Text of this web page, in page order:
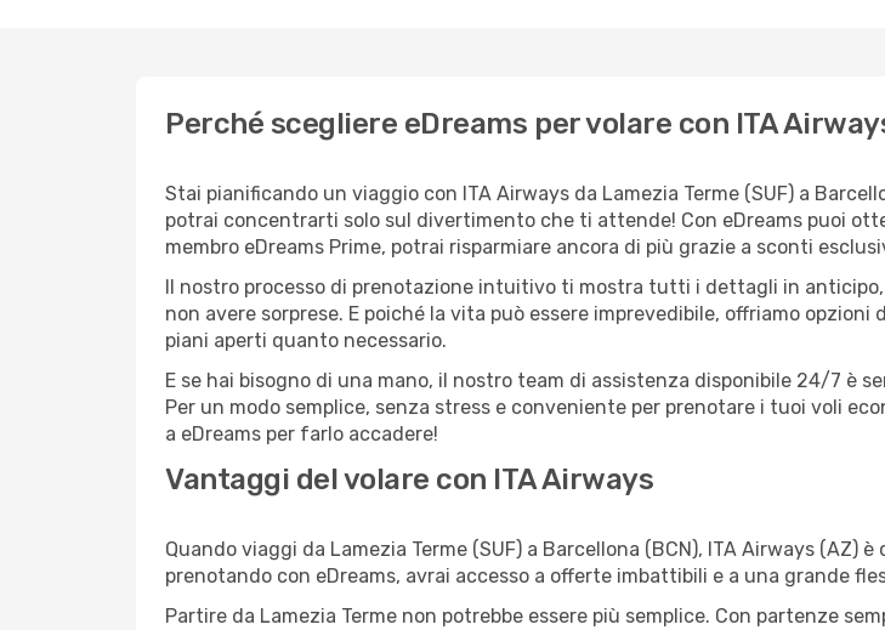
Perché scegliere eDreams per volare con ITA
Stai pianificando un viaggio con ITA Airways da Lamezia Terme (SUF) a
potrai concentrarti solo sul divertimento che ti attende! Con eDreams puoi
membro eDreams Prime, potrai risparmiare ancora di più grazie a sconti
Il nostro processo di prenotazione intuitivo ti mostra tutti i dettagli in
non avere sorprese. E poiché la vita può essere imprevedibile, offriamo
piani aperti quanto necessario.
E se hai bisogno di una mano, il nostro team di assistenza disponibile 24/7 è
Per un modo semplice, senza stress e conveniente per prenotare i tuoi voli
a eDreams per farlo accadere!
Vantaggi del volare con ITA Airways
Quando viaggi da Lamezia Terme (SUF) a Barcellona (BCN), ITA Airways
prenotando con eDreams, avrai accesso a offerte imbattibili e a una grande
Partire da Lamezia Terme non potrebbe essere più semplice. Con partenze